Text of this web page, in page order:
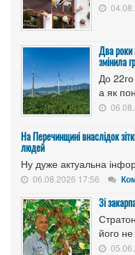
Два роки
змінила
До
а як
На Перечинщині внаслідок
людей
Ну дуже актуальна
06.08.2026 17:56
Зі
його